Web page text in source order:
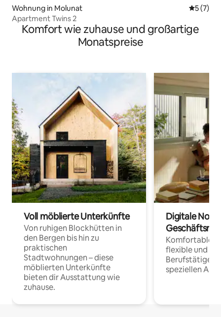
Wohnung in Molunat
5 (7)
Apartment Twins 2
Komfort wie zuhause und großartige
Monatspreise
Voll möblierte Unterkünfte
Von ruhigen Blockhütten in
den Bergen bis hin zu
praktischen
Stadtwohnungen – diese
möblierten Unterkünfte
bieten dir Ausstattung wie
zuhause.
Digitale
Komfortable
flexible und
Berufstätige
speziellen